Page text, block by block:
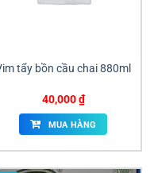
tẩy bồn cầu chai 880ml
40,000₫
MUA HÀNG